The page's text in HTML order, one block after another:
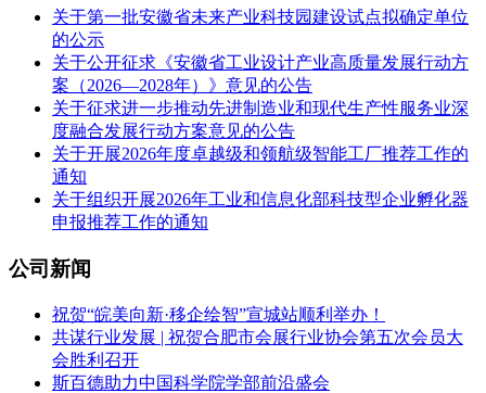
关于第一批安徽省未来产业科技园建设试点拟确定单位
的公示
关于公开征求《安徽省工业设计产业高质量发展行动方
案（2026—2028年）》意见的公告
关于征求进一步推动先进制造业和现代生产性服务业深
度融合发展行动方案意见的公告
关于开展2026年度卓越级和领航级智能工厂推荐工作的
通知
关于组织开展2026年工业和信息化部科技型企业孵化器
申报推荐工作的通知
公司新闻
祝贺“皖美向新·移企绘智”宣城站顺利举办！
共谋行业发展 | 祝贺合肥市会展行业协会第五次会员大
会胜利召开
斯百德助力中国科学院学部前沿盛会